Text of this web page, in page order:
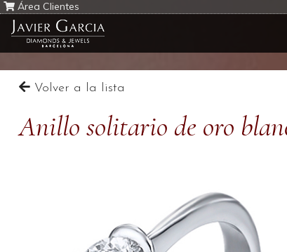
Área Clientes
Volver a la lista
Anillo solitario de oro